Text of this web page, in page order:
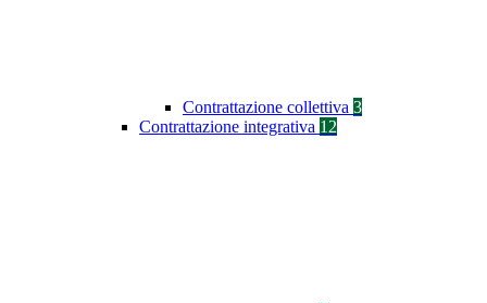
Contrattazione collettiva 3
Contrattazione integrativa 12